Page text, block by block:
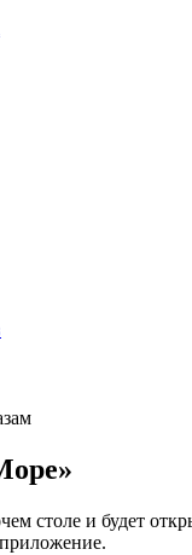
столе и будет